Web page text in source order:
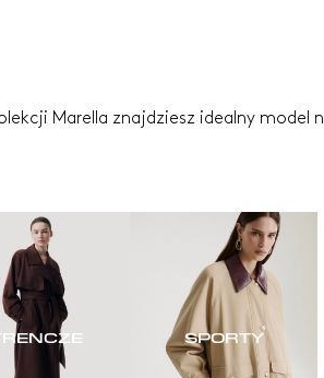
Marella znajdziesz idealny model
SPORTY